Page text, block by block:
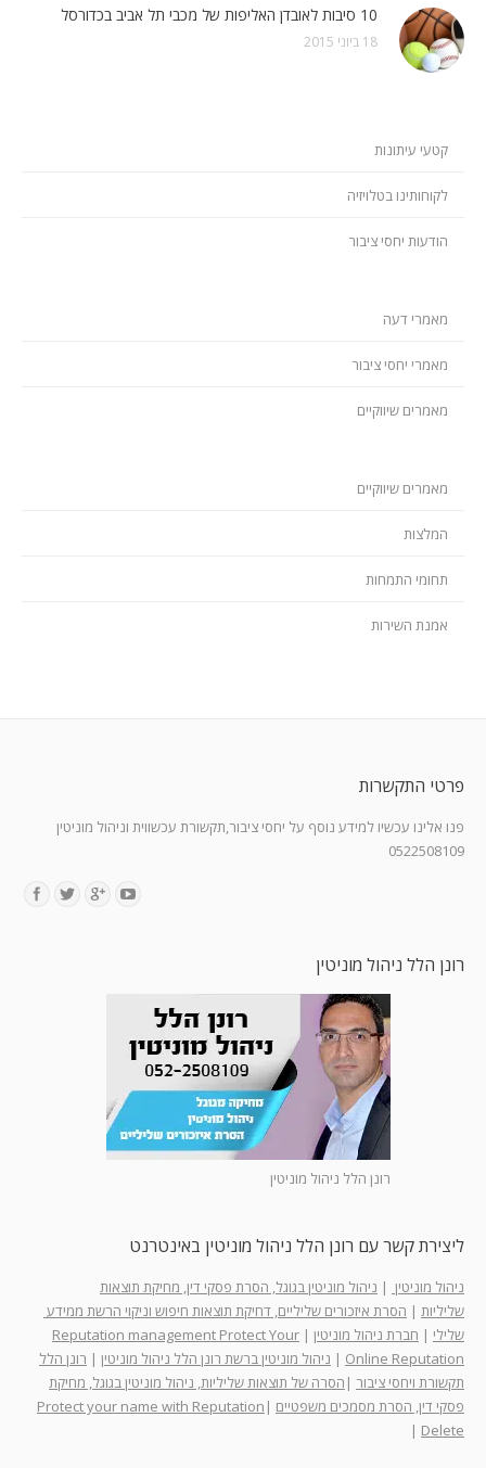
10 סיבות לאובדן האליפות של מכבי תל אביב בכדורסל
18 ביוני 2015
קטעי עיתונות
לקוחותינו בטלויזיה
הודעות יחסי ציבור
מאמרי דעה
מאמרי יחסי ציבור
מאמרים שיווקיים
מאמרים שיווקיים
המלצות
תחומי התמחות
אמנת השירות
פרטי התקשרות
פנו אלינו עכשיו למידע נוסף על יחסי ציבור,תקשורת עכשווית וניהול מוניטין
0522508109
רונן הלל ניהול מוניטין
רונן הלל ניהול מוניטין
ליצירת קשר עם רונן הלל ניהול מוניטין באינטרנט
ניהול מוניטין | ניהול מוניטין בגוגל, הסרת פסקי דין, מחיקת תוצאות
שליליות | הסרת איזכורים שליליים, דחיקת תוצאות חיפוש וניקוי הרשת ממידע
שלילי | חברת ניהול מוניטין |
Reputation management Protect Your
Online Reputation
| ניהול מוניטין ברשת רונן הלל ניהול מוניטין | רונן הלל
תקשורת ויחסי ציבור | הסרה של תוצאות שליליות, ניהול מוניטין בגוגל, מחיקת
פסקי דין, הסרת מסמכים משפטיים |
Protect your name with Reputation
Delete
|